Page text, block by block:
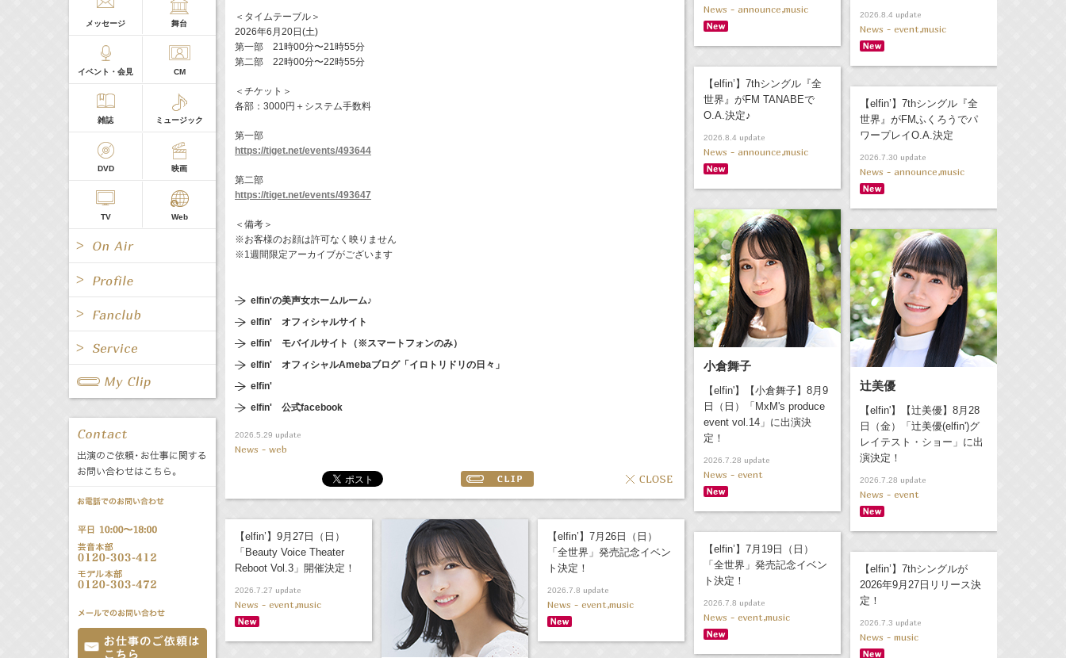
＜タイムテーブル＞
2026年6月20日(土)
第一部 21時00分〜21時55分
第二部 22時00分〜22時55分
＜チケット＞
各部：3000円＋システム手数料
第一部
https://tiget.net/events/493644
第二部
https://tiget.net/events/493647
＜備考＞
※お客様のお顔は許可なく映りません
※1週間限定アーカイブがございます
elfin'の美声女ホームルーム♪
elfin' オフィシャルサイト
elfin' モバイルサイト（※スマートフォンのみ）
elfin' オフィシャルAmebaブログ「イロトリドリの日々」
elfin'
elfin' 公式facebook
2026.5.29 update
News - web
News - announce,music 2026.8.4 update
News - event,music
【elfin’】7thシングル『全
世界』がFM TANABEで
O.A.決定♪
2026.8.4 update
News - announce,music
【elfin’】7thシングル『全
世界』がFMふくろうでパ
ワープレイO.A.決定
2026.7.30 update
News - announce,music
小倉舞子
【elfin'】【小倉舞子】8月9
日（日）「MxM's produce
event vol.14」に出演決
定！
2026.7.28 update
News - event
辻美優
【elfin'】【辻美優】8月28
日（金）「辻美優(elfin')グ
レイテスト・ショー」に出
演決定！
2026.7.28 update
News - event
【elfin’】9月27日（日）
「Beauty Voice Theater
Reboot Vol.3」開催決定！
2026.7.27 update
News - event,music
【elfin’】7月26日（日）
「全世界」発売記念イベン
ト決定！
2026.7.8 update
News - event,music
【elfin’】7月19日（日）
「全世界」発売記念イベン
ト決定！
2026.7.8 update
News - event,music
【elfin’】7thシングルが
2026年9月27日リリース決
定！
2026.7.3 update
News - music
メッセージ 舞台
イベント・会見 CM
雑誌 ミュージック
DVD 映画
TV Web
Radio
Radio
All 女優/タレント
グループ
キャスター/レポーター
バラエティ 声優
文化事業部 クリエイター
誕生日 8/6
あ か
さ
All Fanclub Page
All 関連事業
公式サービス